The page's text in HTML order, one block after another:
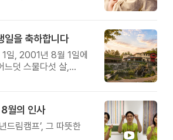
일을 축하합니다
일, 2001년 8월 1일에
느덧 스물다섯 살,
월의 인사
드림캠프’, 그 따뜻한